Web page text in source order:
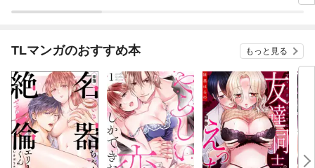
TLマンガのおすすめ本 もっと見る